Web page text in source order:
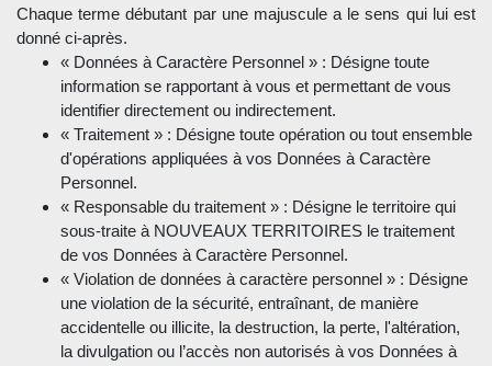
Chaque terme débutant par une majuscule a le sens qui lui est
donné ci-après.
« Données à Caractère Personnel » : Désigne toute
information se rapportant à vous et permettant de vous
identifier directement ou indirectement.
« Traitement » : Désigne toute opération ou tout ensemble
d'opérations appliquées à vos Données à Caractère
Personnel.
« Responsable du traitement » : Désigne le territoire qui
sous-traite à NOUVEAUX TERRITOIRES le traitement
de vos Données à Caractère Personnel.
« Violation de données à caractère personnel » : Désigne
une violation de la sécurité, entraînant, de manière
accidentelle ou illicite, la destruction, la perte, l'altération,
la divulgation ou l’accès non autorisés à vos Données à